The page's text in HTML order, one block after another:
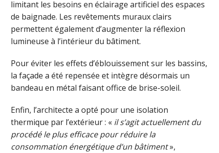
limitant les besoins en éclairage artificiel des espaces
de baignade. Les revêtements muraux clairs
permettent également d’augmenter la réflexion
lumineuse à l’intérieur du bâtiment.
Pour éviter les effets d’éblouissement sur les bassins,
la façade a été repensée et intègre désormais un
bandeau en métal faisant office de brise-soleil.
Enfin, l’architecte a opté pour une isolation
thermique par l’extérieur : « il s’agit actuellement du
procédé le plus efficace pour réduire la
consommation énergétique d’un bâtiment»,